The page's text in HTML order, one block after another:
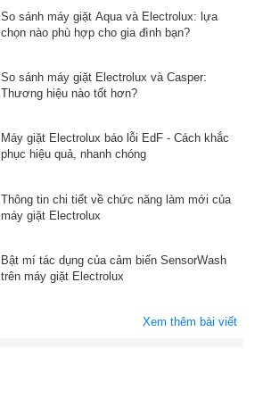
So sánh máy giặt Aqua và Electrolux: lựa
chọn nào phù hợp cho gia đình bạn?
So sánh máy giặt Electrolux và Casper:
Thương hiệu nào tốt hơn?
Máy giặt Electrolux báo lỗi EdF - Cách khắc
phục hiệu quả, nhanh chóng
Thông tin chi tiết về chức năng làm mới của
máy giặt Electrolux
Bật mí tác dụng của cảm biến SensorWash
trên máy giặt Electrolux
Xem thêm bài viết